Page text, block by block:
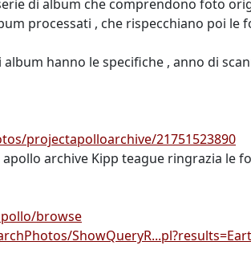
di album che comprendono foto
processati , che rispecchiano poi le
hanno le specifiche , anno di
projectapolloarchive/21751523890
archive Kipp teague ringrazia le
browse